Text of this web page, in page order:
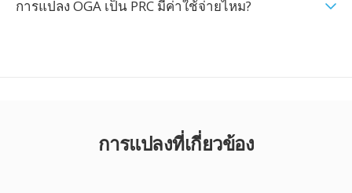
การแปลง OGA เป็น PRC มีค่าใช้จ่ายไหม?
การแปลงที่เกี่ยวข้อง